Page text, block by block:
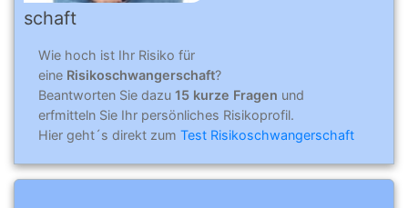
schaft
Wie hoch ist Ihr Risiko für
eine Risikoschwangerschaft?
Beantworten Sie dazu 15 kurze Fragen und
erfmitteln Sie Ihr persönliches Risikoprofil.
Hier geht´s direkt zum Test Risikoschwangerschaft